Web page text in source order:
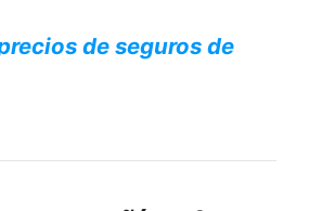
de seguros de